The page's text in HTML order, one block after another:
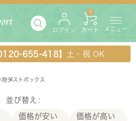
ログイン カート
0
メニュー
0120-655-418】 土・祝 OK
物ダストボックス
クス
並び替え
価格が安い
価格が高い